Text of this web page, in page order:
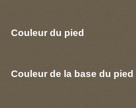
Couleur du pied
Couleur de la base du pied